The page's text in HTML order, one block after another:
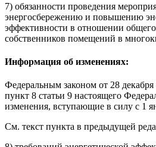
7) обязанности проведения
энергосбережению и повышению
эффективности в отношении
собственников помещений в
Информация об изменениях:
Федеральным законом от 28
пункт 8 статьи 9 настоящего
изменения, вступающие в силу с 1
См. текст пункта в предыдущей